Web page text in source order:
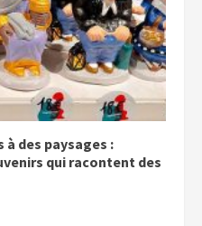
à des paysages :
qui racontent des